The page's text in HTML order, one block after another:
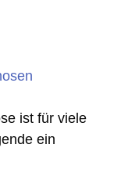
ist für viele
ein